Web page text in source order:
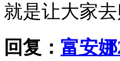
就是让大家
回复： 富安